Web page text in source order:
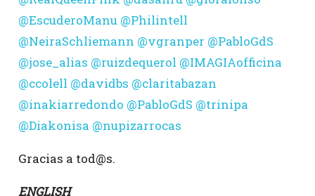
@EscuderoManu @Philintell
@NeiraSchliemann @vgranper @PabloGdS
@jose_alias @ruizdequerol @IMAGIAofficina
@ccolell @davidbs @claritabazan
@inakiarredondo @PabloGdS @trinipa
@Diakonisa @nupizarrocas
Gracias a tod@s.
ENGLISH